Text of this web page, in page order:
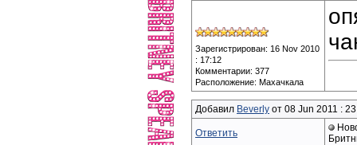
Зарегистрирован: 16 Nov 2010
: 17:12
Комментарии: 377
Расположение: Махачкала
Добавил Beverly от 08 Jun 2011 :
Ответить